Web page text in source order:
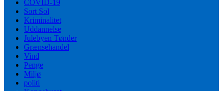
COVID-19
Sort Sol
Kriminalitet
Uddannelse
Julebyen Tønder
Grænsehandel
Vind
Penge
Miljø
politi